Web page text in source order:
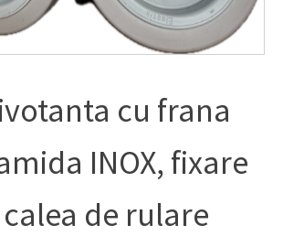
cu frana
INOX, fixare
de rulare